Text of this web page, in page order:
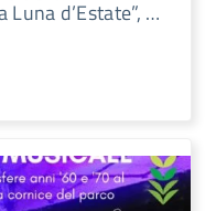
d’Estate”, …